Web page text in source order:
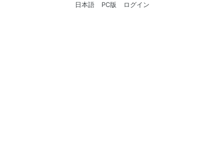
日本語 PC版 ログイン